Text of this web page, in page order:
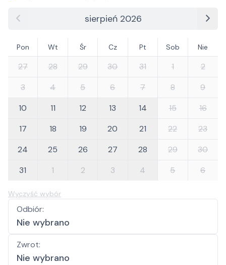
sierpień 2026
Pon Wt Śr Cz Pt Sob Nie
27 28 29 30 31 1
2
3
4 5 6 7 8
9
10
11 12 13 14 15
16
17
18 19 20 21 22
23
24
25 26 27 28 29
30
31
1 2 3 4 5 6
Wyczyść wybór
Odbiór:
Nie wybrano
Zwrot:
Nie wybrano